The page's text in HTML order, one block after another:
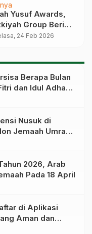
Yusuf Awards,
Group Beri
kepada
24 Feb 2026
Berapa Bulan
dan Idul Adha
Nusuk di
Jemaah Umrah
2026, Arab
Pada 18 April
di Aplikasi
Aman dan